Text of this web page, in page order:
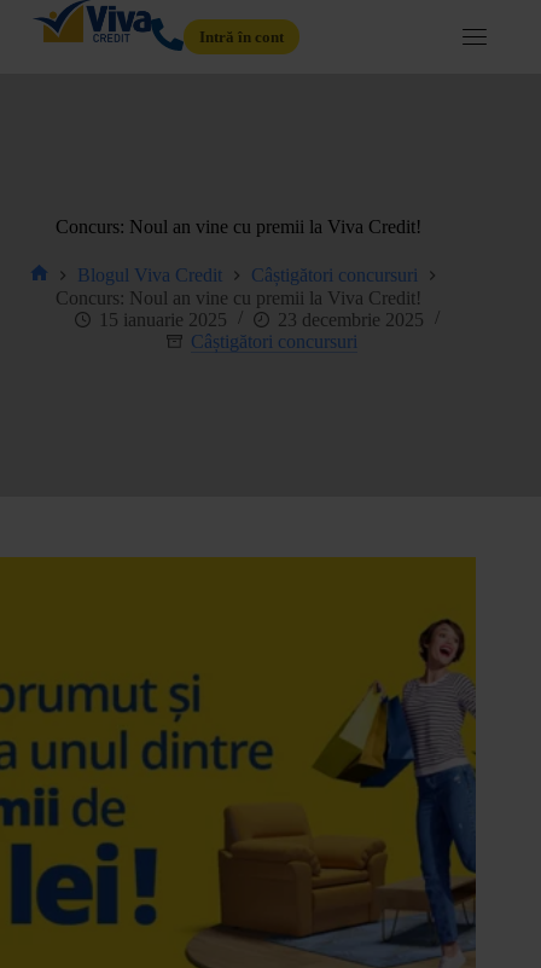
Intră în cont
Concurs: Noul an vine cu premii la Viva Credit!
Blogul Viva Credit
Câștigători concursuri
Concurs: Noul an vine cu premii la Viva Credit!
15 ianuarie 2025
23 decembrie 2025
Câștigători concursuri